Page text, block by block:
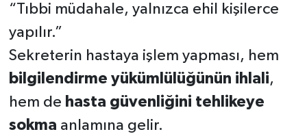
“Tıbbi müdahale, yalnızca ehil kişilerce
yapılır.”
Sekreterin hastaya işlem yapması, hem
bilgilendirme yükümlülüğünün ihlali,
hem de hasta güvenliğini tehlikeye
sokma anlamına gelir.